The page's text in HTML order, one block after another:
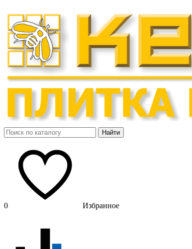
Найти
0 Избранное